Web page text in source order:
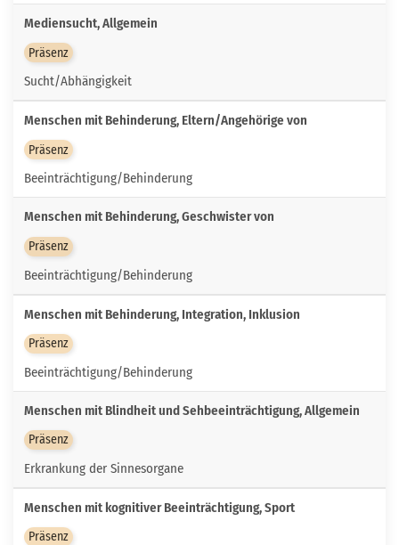
Mediensucht, Allgemein
Präsenz
Sucht/Abhängigkeit
Menschen mit Behinderung, Eltern/Angehörige von
Präsenz
Beeinträchtigung/Behinderung
Menschen mit Behinderung, Geschwister von
Präsenz
Beeinträchtigung/Behinderung
Menschen mit Behinderung, Integration, Inklusion
Präsenz
Beeinträchtigung/Behinderung
Menschen mit Blindheit und Sehbeeinträchtigung, Allgemein
Präsenz
Erkrankung der Sinnesorgane
Menschen mit kognitiver Beeinträchtigung, Sport
Präsenz